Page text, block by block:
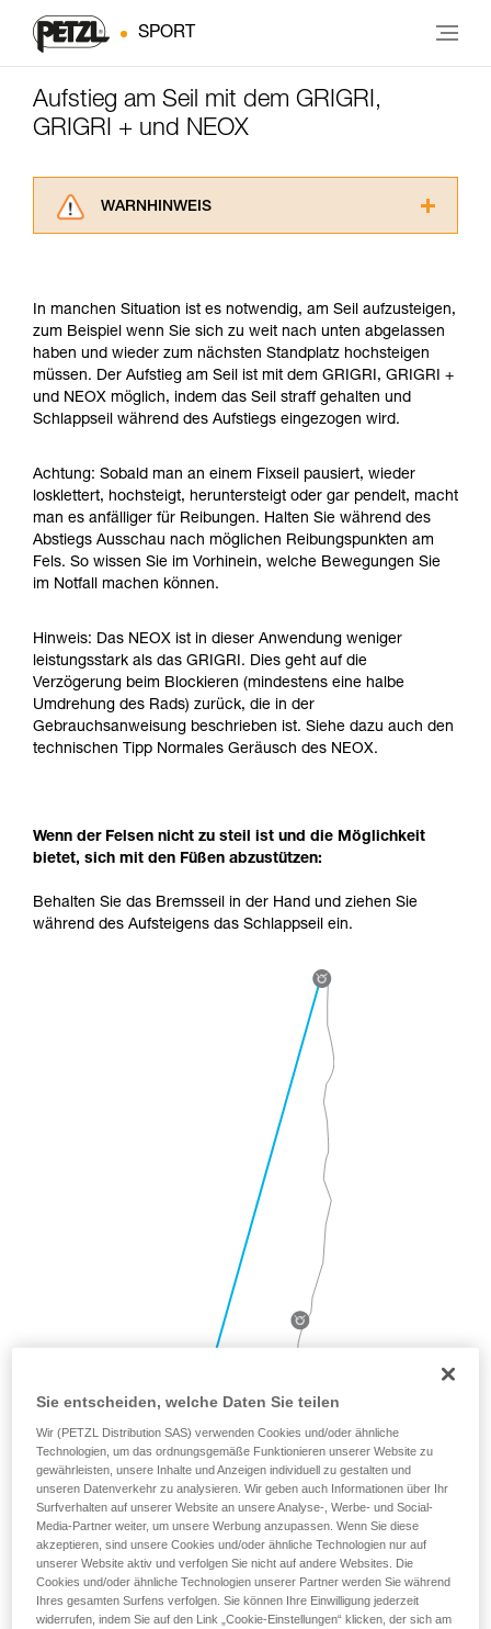
SPORT
Aufstieg am Seil mit dem GRIGRI,
GRIGRI + und NEOX
WARNHINWEIS
ziehen. Um diese Zusatzinformationen
verstehen zu können, müssen Sie zuerst die in
der Gebrauchsanweisung enthaltenen
Informationen richtig verstanden haben.
Die Beherrschung dieser Techniken setzt eine
entsprechende Ausbildung und ein spezielles
einem Profi, ob Sie in der Lage sind, den
Vorgang alleine sicher zu wiederholen, bevor
Sie ihn eigenständig durchführen.
Wir geben Beispiele für die mit Ihrer Aktivität
verbundenen Techniken. Möglicherweise gibt es
noch andere Techniken, die hier nicht
In manchen Situation ist es notwendig, am Seil aufzusteigen,
zum Beispiel wenn Sie sich zu weit nach unten abgelassen
haben und wieder zum nächsten Standplatz hochsteigen
müssen. Der Aufstieg am Seil ist mit dem GRIGRI, GRIGRI +
und NEOX möglich, indem das Seil straff gehalten und
Schlappseil während des Aufstiegs eingezogen wird.
Achtung: Sobald man an einem Fixseil pausiert, wieder
losklettert, hochsteigt, heruntersteigt oder gar pendelt, macht
man es anfälliger für Reibungen. Halten Sie während des
Abstiegs Ausschau nach möglichen Reibungspunkten am
Fels. So wissen Sie im Vorhinein, welche Bewegungen Sie
im Notfall machen können.
Hinweis: Das NEOX ist in dieser Anwendung weniger
leistungsstark als das GRIGRI. Dies geht auf die
Verzögerung beim Blockieren (mindestens eine halbe
Umdrehung des Rads) zurück, die in der
Gebrauchsanweisung beschrieben ist. Siehe dazu auch den
technischen Tipp Normales Geräusch des NEOX.
Wenn der Felsen nicht zu steil ist und die Möglichkeit
bietet, sich mit den Füßen abzustützen:
Behalten Sie das Bremsseil in der Hand und ziehen Sie
während des Aufsteigens das Schlappseil ein.
Sie entscheiden, welche Daten Sie teilen
Wir (PETZL Distribution SAS) verwenden Cookies und/oder ähnliche
Technologien, um das ordnungsgemäße Funktionieren unserer Website zu
gewährleisten, unsere Inhalte und Anzeigen individuell zu gestalten und
unseren Datenverkehr zu analysieren. Wir geben auch Informationen über Ihr
Surfverhalten auf unserer Website an unsere Analyse-, Werbe- und Social-
Media-Partner weiter, um unsere Werbung anzupassen. Wenn Sie diese
akzeptieren, sind unsere Cookies und/oder ähnliche Technologien nur auf
unserer Website aktiv und verfolgen Sie nicht auf andere Websites. Die
Cookies und/oder ähnliche Technologien unserer Partner werden Sie während
Ihres gesamten Surfens verfolgen. Sie können Ihre Einwilligung jederzeit
widerrufen, indem Sie auf den Link „Cookie-Einstellungen“ klicken, der sich am